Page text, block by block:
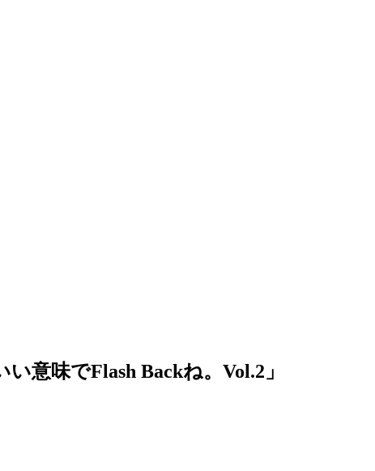
い意味でFlash Backね。Vol.2」